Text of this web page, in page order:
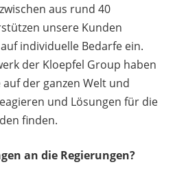
aus rund 40
unsere Kunden
individuelle Bedarfe ein.
der Kloepfel Group haben
der ganzen Welt und
und Lösungen für die
finden.
an die Regierungen?